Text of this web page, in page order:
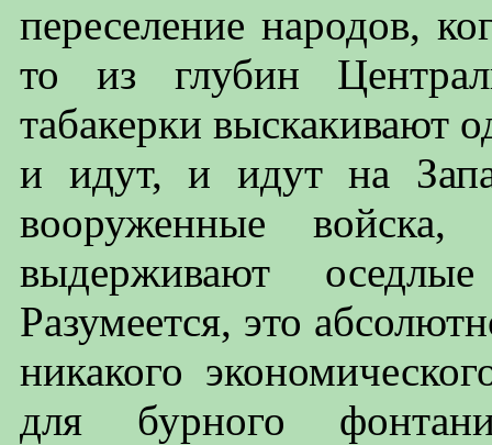
переселение народов,
то из глубин
табакерки выскакивают
и идут, и идут на
вооруженные
выдерживают
Разумеется, это
никакого
для бурного